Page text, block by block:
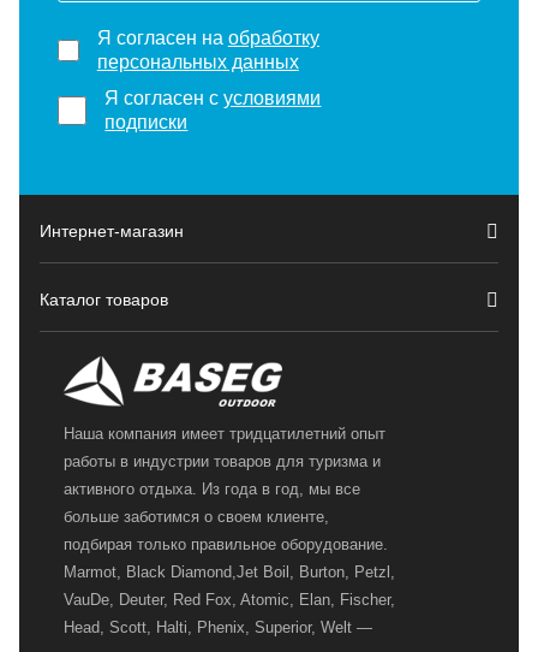
Я согласен на обработку
персональных данных
Я согласен сусловиями
подписки
Интернет-магазин
Каталог товаров
Наша компания имеет тридцатилетний опыт
работы в индустрии товаров для туризма и
активного отдыха. Из года в год, мы все
больше заботимся о своем клиенте,
подбирая только правильное оборудование.
Marmot, Black Diamond,Jet Boil, Burton, Petzl,
VauDe, Deuter, Red Fox, Atomic, Elan, Fischer,
Head, Scott, Halti, Phenix, Superior, Welt —